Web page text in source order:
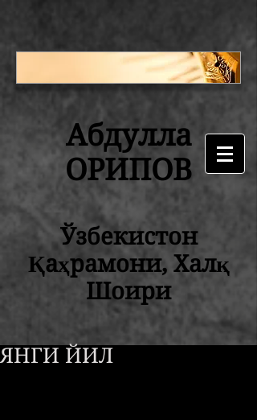
Абдулла
ОРИПОВ
Ўзбекистон
Қаҳрамони, Халқ
Шоири
ЯНГИ ЙИЛ